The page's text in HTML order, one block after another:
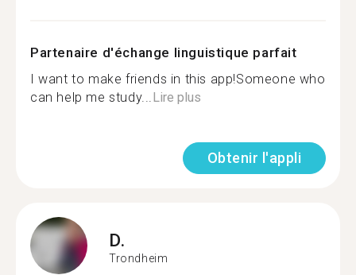
Partenaire d'échange linguistique parfait
I want to make friends in this app!Someone who
can help me study...Lire plus
Obtenir l'appli
D.
Trondheim